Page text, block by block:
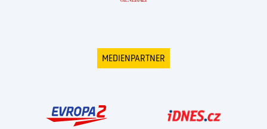
MEDIENPARTNER